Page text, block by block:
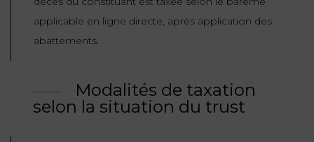
DROIT
DES
ÉTRANGERS
L’IMMIGRATION
applicable en ligne directe, après application des
abattements.
Modalités de taxation
selon la situation du trust